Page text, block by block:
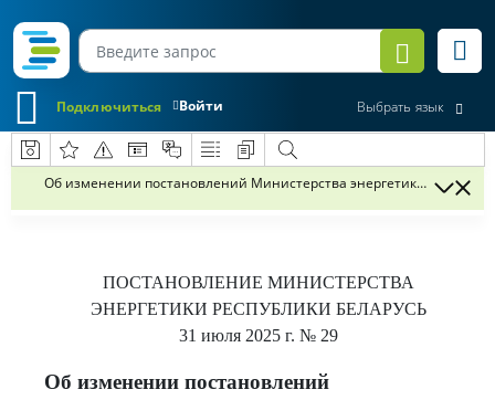
Войти
Подключиться Выбрать язык
Об изменении постановлений Министерства энергетики
ПОСТАНОВЛЕНИЕ МИНИСТЕРСТВА
ЭНЕРГЕТИКИ РЕСПУБЛИКИ БЕЛАРУСЬ
31 июля 2025 г. № 29
Об изменении постановлений